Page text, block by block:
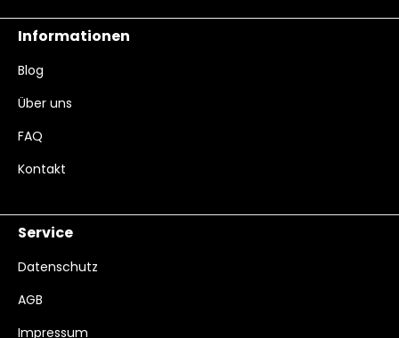
Informationen
Blog
Über uns
FAQ
Kontakt
Service
Datenschutz
AGB
Impressum